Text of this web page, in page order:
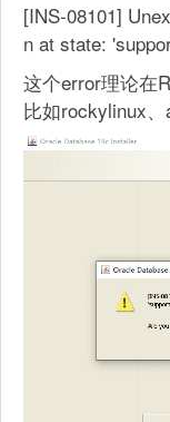
[INS-08101]
n at state:
这个error理论在
比如rockylinux